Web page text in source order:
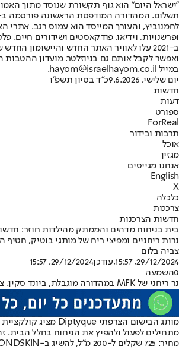
"ישראל היום" הוא גוף תקשורת שנוסד מתוך
ופרשנויות, וידיאו, פודקאסטים ושידורים חיים.
ב-2021 עלו לאוויר האתר החדש
ואפשר לקבל אותם גם בניוזלטר. מועדון ההטבות
במייל hayom@israelhayom.co.il.
יום שלישי, 9.6.2026
כ"ד בסיון תשפ"ו
חדשות
דעות
ספורט
ForReal
תרבות ובידור
אוכל
מגזין
אנחנו מגייסים
English
X
כלכלה
צרכנות
חדשות הצרכנות
בית בניחוח מדהים והממתק מהילדות חוזר:
נרות ריחניים ומפיצי ריח של מותגי בוטיק,
צביה בלום
29/12/2024, 15:57
,עודכן29/12/2024, 15:57
0השמעה
נר ריחני של MFK במהדורה מוגבלת, ביונד סקין. צילום: יח"צ
מתחילים לפעול ולהפיץ את הניחוח בחלל הבית.
מחיר: 725 שקלים ל-200 מ"ל, להשיג ב-BEYONDSKIN